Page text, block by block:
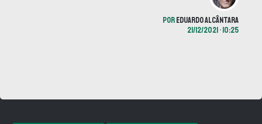
POREDUARDO ALCÂNTARA
21/12/2021 • 10:25